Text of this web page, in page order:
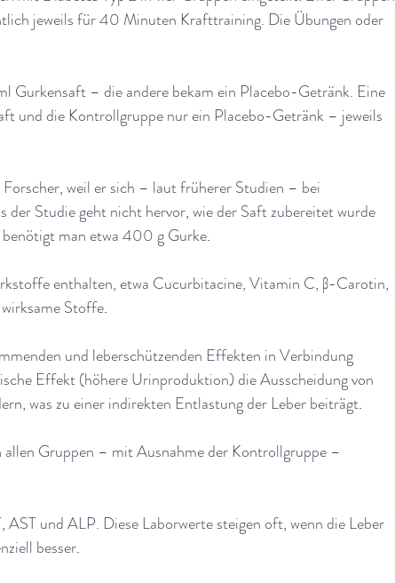
jeweils für 40 Minuten Krafttraining. Die Übungen oder
Gurkensaft – die andere bekam ein Placebo-Getränk. Eine
und die Kontrollgruppe nur ein Placebo-Getränk – jeweils
weil er sich – laut früherer Studien – bei
der Studie geht nicht hervor, wie der Saft zubereitet wurde
man etwa 400 g Gurke.
enthalten, etwa Cucurbitacine, Vitamin C, β-Carotin,
Stoffe.
und leberschützenden Effekten in Verbindung
Effekt (höhere Urinproduktion) die Ausscheidung von
was zu einer indirekten Entlastung der Leber beiträgt.
Gruppen – mit Ausnahme der Kontrollgruppe –
AST und ALP. Diese Laborwerte steigen oft, wenn die Leber
besser.